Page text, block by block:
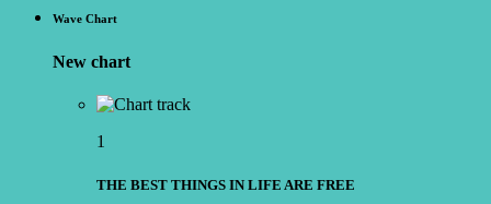
Wave Chart
New chart
1
THE BEST THINGS IN LIFE ARE FREE